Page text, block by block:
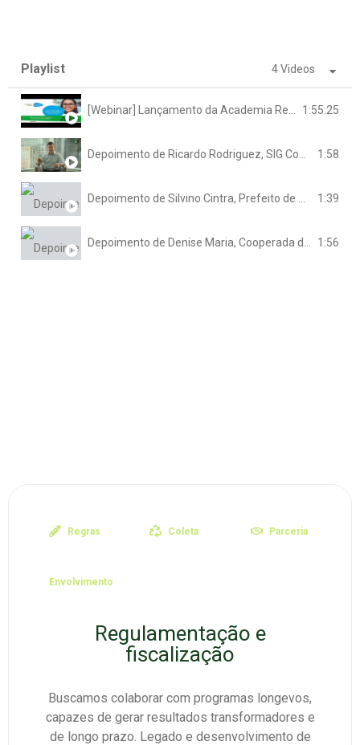
Playlist 4 Videos
1:55:25
1:58
1:39
1:56
Regras Coleta Parceria
Envolvimento
Regulamentação e
fiscalização
Buscamos colaborar com programas longevos,
capazes de gerar resultados transformadores e
de longo prazo. Legado e desenvolvimento de